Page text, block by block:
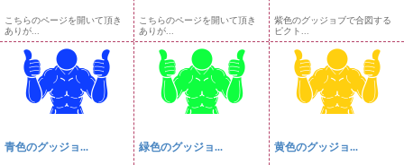
こちらのページを開いて頂き
ありが...
こちらのページを開いて頂き
ありが...
紫色のグッジョブで合図する
ピクト...
青色のグッジョ... 緑色のグッジョ... 黄色のグッジョ...